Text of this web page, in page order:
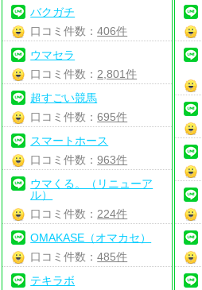
バクガチ
口コミ件数：406件
ウマセラ
口コミ件数： 2,801件
超すごい競馬
口コミ件数：695件
スマートホース
口コミ件数：963件
ウマくる。（リニューア
ル）
口コミ件数： 224件
OMAKASE（オマカセ）
口コミ件数：485件
テキラボ